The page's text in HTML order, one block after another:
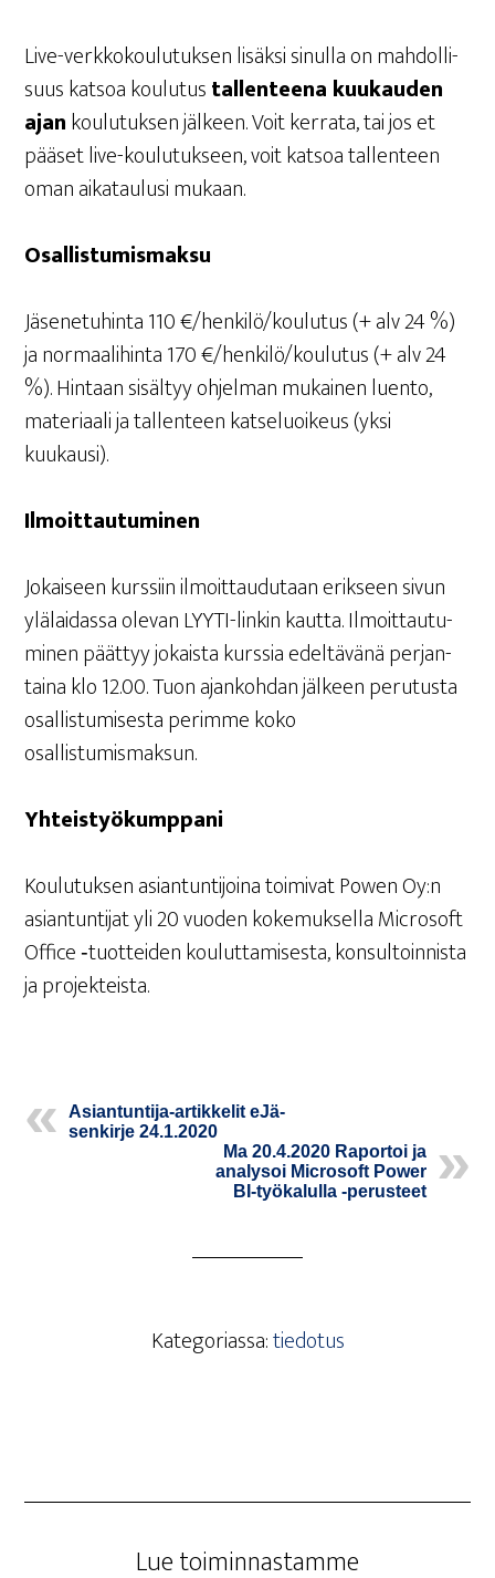
Live-verk­ko­kou­lu­tuk­sen lisäk­si sinul­la on mah­dol­li­
suus kat­soa kou­lu­tustal­len­tee­na kuu­kau­den
ajankou­lu­tuk­sen jäl­keen. Voit ker­ra­ta, tai jos et
pää­set live-kou­lu­tuk­seen, voit kat­soa tal­len­teen
oman aika­tau­lusi mukaan.
Osal­lis­tu­mis­mak­su
Jäse­ne­tu­hin­ta 110 €/henkilö/koulutus (+ alv 24 %)
ja nor­maa­li­hin­ta 170 €/henkilö/koulutus (+ alv 24
%). Hin­taan sisäl­tyy ohjel­man mukai­nen luen­to,
mate­ri­aa­li ja tal­len­teen kat­se­luoi­keus (yksi
kuukausi).
Ilmoit­tau­tu­mi­nen
Jokai­seen kurs­siin ilmoit­tau­du­taan erik­seen sivun
ylä­lai­das­sa ole­van LYY­TI-lin­kin kaut­ta. Ilmoit­tau­tu­
mi­nen päät­tyy jokais­ta kurs­sia edel­tä­vä­nä per­jan­
tai­na klo 12.00. Tuon ajan­koh­dan jäl­keen peru­tus­ta
osal­lis­tu­mi­ses­ta perim­me koko
osallistumismaksun.
Yhteis­työ­kump­pa­ni
Kou­lu­tuk­sen asian­tun­ti­joi­na toi­mi­vat Powen Oy:n
asian­tun­ti­jat yli 20 vuo­den koke­muk­sel­la Mic­ro­soft
Office ‑tuot­tei­den kou­lut­ta­mi­ses­ta, kon­sul­toin­nis­ta
ja projekteista.
Asian­tun­ti­ja-artik­ke­lit eJä­
sen­kir­je 24.1.2020
Ma 20.4.2020 Rapor­toi ja
ana­ly­soi Mic­ro­soft Power
BI-työ­ka­lul­la ‑perus­teet
Kategoriassa:tiedotus
Lue toi­min­nas­tam­me